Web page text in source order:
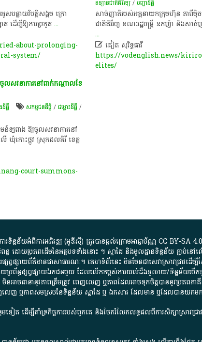
សបន្លាយវិបត្តិសង្គម ក្រោ​​​​
ដើម្បី​ឱ្យការ​ប្រកួ​ត​​​​​​​ ...
about-prolonging-
system/
ឧទ្យានជាតិគិរីរម្យ/បញ្ហា​ដី​ធ្លី​
សាច់ញាតិ​របស់​អគ្គនាយក​ក្រុមហ៊ុន​ ភា​ពី​
ជាតិ​គិរី​រម្យ​ ខណៈ​រដ្ឋមន្ត្រី​ ឧកញ៉ា​ និង​សា
...
 គៀត សុរិទ្ធធាវី
https://vodenglish.news/
elites/
លសវនាការនៅពាក់កណ្ដាលខែ
ធ្លី សកម្មជន​ដីធ្លី​/ជម្លោះ​ដីធ្លី/
ឡពាង ឱ្យចូលសវនា​ការនៅ​
ើ ឃុំកោះថ្កូវ ស្រុក​ជលគិរី ខេត្ត​
court-summons-
ន្នន័យ​អំពី​ការអភិវឌ្ឍ​​ (អូ​ឌី​ស៊ី)​ ត្រូវ​បាន​ផ្តល់​ក្រោម​អាជ្ញាប័ណ្ណ​ CC BY-SA 4.0
ធ ដោយ​ប្រភពដើម​នៃ​​អត្ថបទទាំង​នោះ​ ។​ ស្នាដៃ​ និង​មូលដ្ឋាន​ទិន្នន័យ ​ភ្ជាប់​
ាយ​ព័ត៌មាន​ជា​សាធារណៈ​។​ គេហទំព័រ​នេះ​ មិនមែន​ជា​សេវា​ស្រាវជ្រាវ​ដើម្បី​
ដោយ​ប្រព័ន្ធ​ផ្សព្វផ្សាយ​ឯកជន​មួយ​ ដែល​លើកកម្ពស់​ការ​យល់​ដឹង​ទូលាយ​/​ទិន្នន័
ច​ធានា​នូវ​ភាព​ត្រឹមត្រូវ​ ពេញលេញ​ ឬ​ភាព​ដែល​អាច​ទុកចិត្ត​បាននូវ​ប្រភព​ភា
ញលេញ​ ឬ​ភាព​សម​ស្រប​នៃ​ទិន្នន័យ​ ស្នាដៃ​ ឬ​ ឯកសារ​ ដែល​មាន​ ឬ​ដែល​បាន​យក​
មទៀត ដើម្បីគាំទ្រកិច្ចការ​របស់ពួកគេ និងចែករំលែកលទ្ធផលពីការសិក្សាស្រាវជ្